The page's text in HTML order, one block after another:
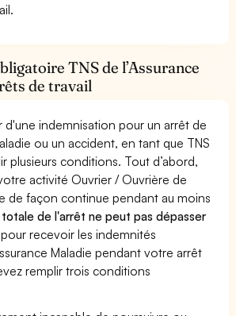
TNS de l’Assurance
de travail
indemnisation pour un arrêt de
ou un accident, en tant que TNS
plusieurs conditions. Tout d’abord,
activité Ouvrier / Ouvrière de
de façon continue pendant au moins
de l'arrêt ne peut pas dépasser
recevoir les indemnités
Maladie pendant votre arrêt
remplir trois conditions